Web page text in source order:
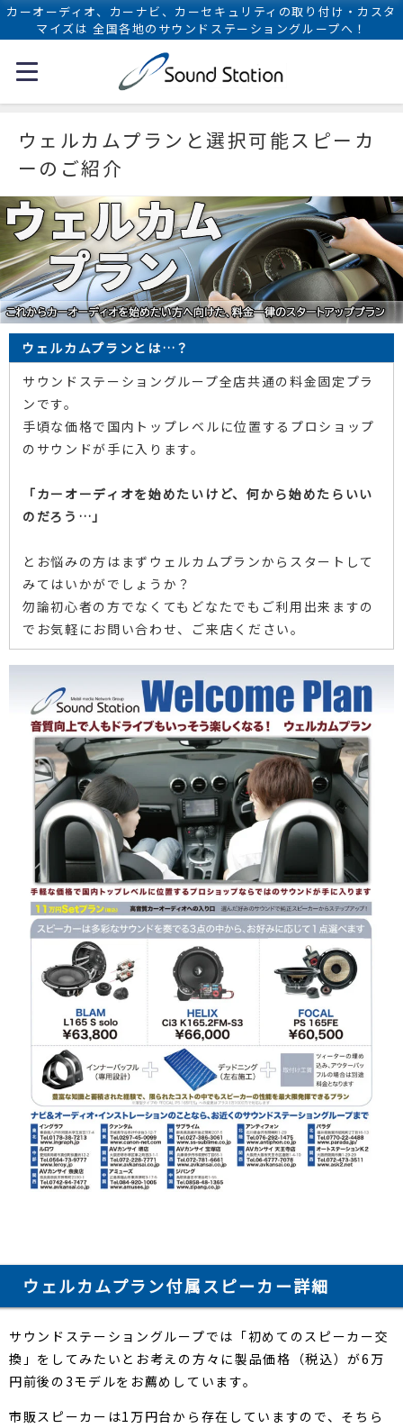
カーオーディオ、カーナビ、カーセキュリティの取り付け・カスタ
マイズは 全国各地のサウンドステーショングループへ！
ウェルカムプランと選択可能スピーカ
ーのご紹介
ウェルカムプランとは…？
サウンドステーショングループ全店共通の料金固定プラ
ンです。
手頃な価格で国内トップレベルに位置するプロショップ
のサウンドが手に入ります。
「カーオーディオを始めたいけど、何から始めたらいい
のだろう…」
とお悩みの方はまずウェルカムプランからスタートして
みてはいかがでしょうか？
勿論初心者の方でなくてもどなたでもご利用出来ますの
でお気軽にお問い合わせ、ご来店ください。
ウェルカムプラン付属スピーカー詳細
サウンドステーショングループでは「初めてのスピーカー交
換」をしてみたいとお考えの方々に製品価格（税込）が6万
円前後の3モデルをお薦めしています。
市販スピーカーは1万円台から存在していますので、そちら